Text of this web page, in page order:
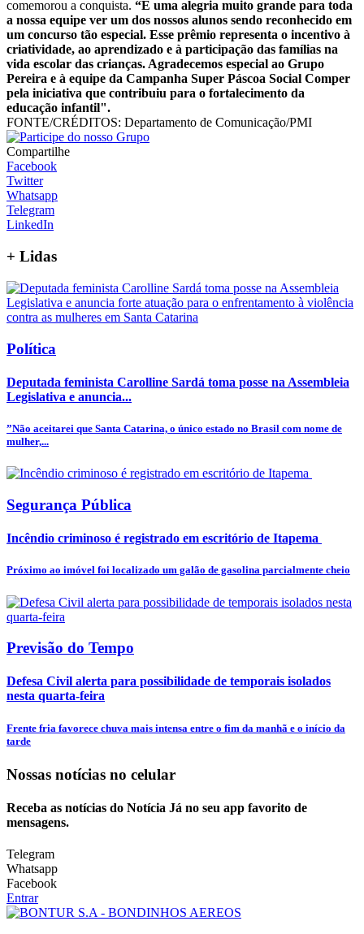
comemorou a conquista. “É uma alegria muito grande para toda
a nossa equipe ver um dos nossos alunos sendo reconhecido em
um concurso tão especial. Esse prêmio representa o incentivo à
criatividade, ao aprendizado e à participação das famílias na
vida escolar das crianças. Agradecemos especial ao Grupo
Pereira e à equipe da Campanha Super Páscoa Social Comper
pela iniciativa que contribuiu para o fortalecimento da
educação infantil".
FONTE/CRÉDITOS: Departamento de Comunicação/PMI
Compartilhe
Facebook
Twitter
Whatsapp
Telegram
LinkedIn
+ Lidas
Política
Deputada feminista Carolline Sardá toma posse na Assembleia
Legislativa e anuncia...
”Não aceitarei que Santa Catarina, o único estado no Brasil com nome de
mulher,...
Segurança Pública
Incêndio criminoso é registrado em escritório de Itapema
Próximo ao imóvel foi localizado um galão de gasolina parcialmente cheio
Previsão do Tempo
Defesa Civil alerta para possibilidade de temporais isolados
nesta quarta-feira
Frente fria favorece chuva mais intensa entre o fim da manhã e o início da
tarde
Nossas notícias no celular
Receba as notícias do Notícia Já no seu app favorito de
mensagens.
Telegram
Whatsapp
Facebook
Entrar